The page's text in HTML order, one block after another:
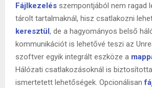
Fájlkezelés szempontjából nem ragad
tárolt tartalmaknál, hisz csatlakozni
keresztül, de a hagyományos belső
kommunikációt is lehetővé teszi az
szoftver egyik integrált eszköze a
Hálózati csatlakozásoknál is
ismertetett lehetőségek. Opcionálisan